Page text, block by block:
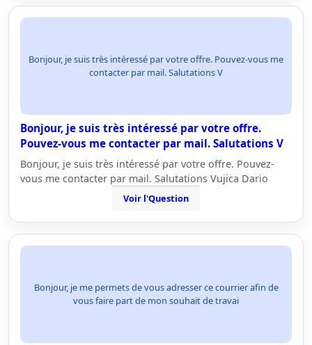
Bonjour, je suis très intéressé par votre offre. Pouvez-vous me
contacter par mail. Salutations V
Bonjour, je suis très intéressé par votre offre.
Pouvez-vous me contacter par mail. Salutations V
Bonjour, je suis très intéressé par votre offre. Pouvez-
vous me contacter par mail. Salutations Vujica Dario
Voir l'Question
Bonjour, je me permets de vous adresser ce courrier afin de
vous faire part de mon souhait de travai